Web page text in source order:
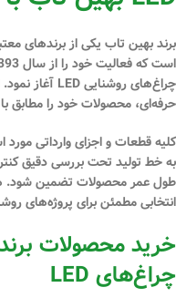
برند بهین تاب یکی از برندهای
است که فعالیت خود را از سال1393 در
چراغ‌های روشنایی LED
آغاز نمود.
حرفه‌ای، محصولات خود را مطابق
کلیه قطعات و اجزای وارداتی
به خط تولید تحت بررسی دقیق
طول عمر محصولات تضمین شود.
انتخابی مطمئن برای پروژه‌های
خرید محصولات
چراغ‌های LED